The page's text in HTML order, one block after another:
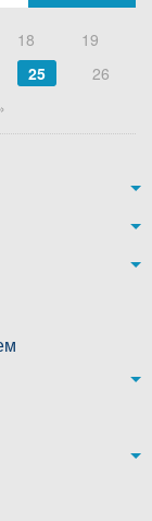
18
19
25
26
та